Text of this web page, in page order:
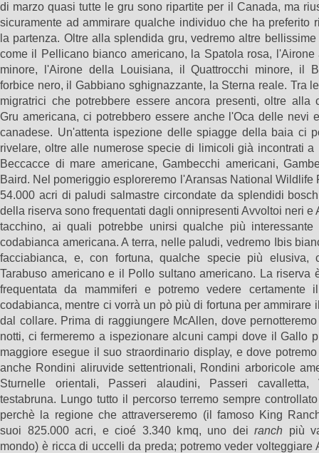
di marzo quasi tutte le gru sono ripartite per il Canada, ma
sicuramente ad ammirare qualche individuo che ha preferito
la partenza. Oltre alla splendida gru, vedremo altre bellissime
come il Pellicano bianco americano, la Spatola rosa, l'Airone
minore, l'Airone della Louisiana, il Quattrocchi minore, il
forbice nero, il Gabbiano sghignazzante, la Sterna reale. Tra
migratrici che potrebbere essere ancora presenti, oltre alla
Gru americana, ci potrebbero essere anche l'Oca delle nevi
canadese. Un'attenta ispezione delle spiagge della baia ci
rivelare, oltre alle numerose specie di limicoli già incontrati a
Beccacce di mare americane, Gambecchi americani,
Baird. Nel pomeriggio esploreremo l'Aransas National Wildlife
54.000 acri di paludi salmastre circondate da splendidi
della riserva sono frequentati dagli onnipresenti Avvoltoi neri e
tacchino, ai quali potrebbe unirsi qualche più interessante
codabianca americana. A terra, nelle paludi, vedremo Ibis
facciabianca, e, con fortuna, qualche specie più elusiva,
Tarabuso americano e il Pollo sultano americano. La riserva
frequentata da mammiferi e potremo vedere certamente
codabianca, mentre ci vorrà un pò più di fortuna per ammirare
dal collare. Prima di raggiungere McAllen, dove
notti, ci fermeremo a ispezionare alcuni campi dove il Gallo
maggiore esegue il suo straordinario display, e dove
anche Rondini aliruvide settentrionali, Rondini arboricole
Sturnelle orientali, Passeri alaudini, Passeri cavalletta,
testabruna. Lungo tutto il percorso terremo sempre
perchè la regione che attraverseremo (il famoso King
suoi 825.000 acri, e cioé 3.340 kmq, uno deiranch più
mondo) è ricca di uccelli da preda; potremo veder volteggiare